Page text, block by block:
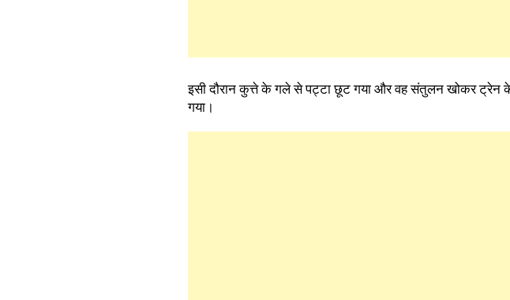
इसी दौरान कुत्ते के गले से पट्टा छूट गया और वह संतुलन खोकर ट्रेन
गया।